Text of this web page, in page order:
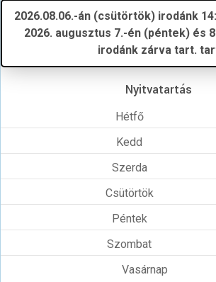
2026.08.06.-án (csütörtök) irodánk
2026. augusztus 7.-én (péntek) és
irodánk zárva tart.
Nyitvatartás
Hétfő
Kedd
Szerda
Csütörtök
Péntek
Szombat
Vasárnap